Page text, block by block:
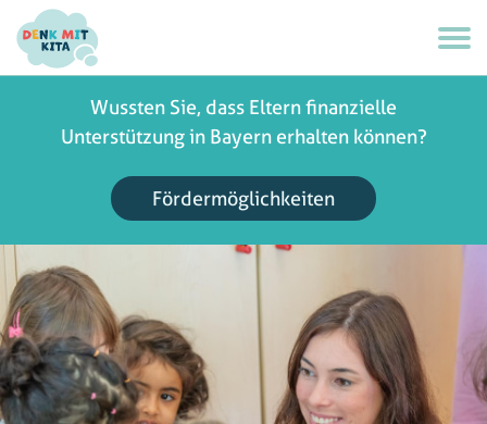
Wussten Sie, dass Eltern finanzielle
Unterstützung in Bayern erhalten können?
Fördermöglichkeiten